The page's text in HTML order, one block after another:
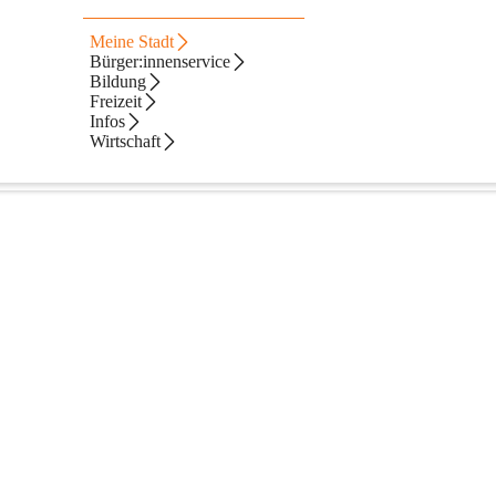
Meine Stadt
Bürger:innenservice
Bildung
Freizeit
Infos
Wirtschaft